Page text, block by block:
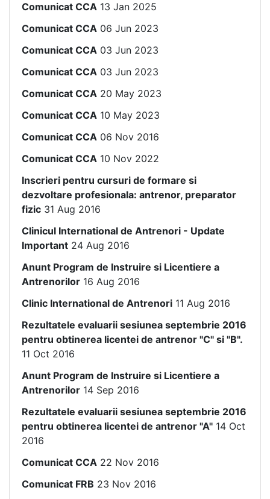
Comunicat CCA 13 Jan 2025
Comunicat CCA 06 Jun 2023
Comunicat CCA 03 Jun 2023
Comunicat CCA 03 Jun 2023
Comunicat CCA 20 May 2023
Comunicat CCA 10 May 2023
Comunicat CCA 06 Nov 2016
Comunicat CCA 10 Nov 2022
Inscrieri pentru cursuri de formare si
dezvoltare profesionala: antrenor, preparator
fizic 31 Aug 2016
Clinicul International de Antrenori - Update
Important 24 Aug 2016
Anunt Program de Instruire si Licentiere a
Antrenorilor 16 Aug 2016
Clinic International de Antrenori 11 Aug 2016
Rezultatele evaluarii sesiunea septembrie 2016
pentru obtinerea licentei de antrenor "C" si "B".
11 Oct 2016
Anunt Program de Instruire si Licentiere a
Antrenorilor 14 Sep 2016
Rezultatele evaluarii sesiunea septembrie 2016
pentru obtinerea licentei de antrenor "A" 14 Oct
2016
Comunicat CCA 22 Nov 2016
Comunicat FRB 23 Nov 2016